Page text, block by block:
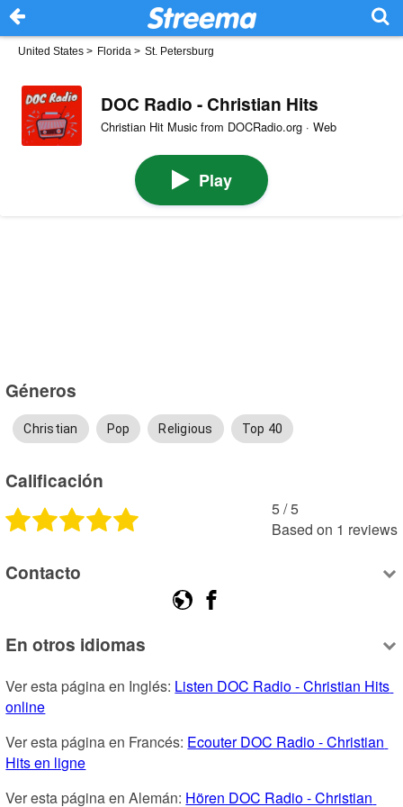
United States > Florida > St. Petersburg
DOC Radio - Christian Hits
Christian Hit Music from DOCRadio.org · Web
Play
Géneros
Christian Pop Religious Top 40
Calificación
5 /5
Based on 1 reviews
Contacto
En otros idiomas
Ver esta página en Inglés: Listen DOC Radio - Christian Hits
online
Ver esta página en Francés: Ecouter DOC Radio - Christian
Hits en ligne
Ver esta página en Alemán: Hören DOC Radio - Christian